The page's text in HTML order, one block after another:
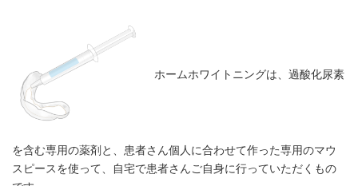
ホームホワイトニングは、過酸化尿素
を含む専用の薬剤と、患者さん個人に合わせて作った専用のマウ
スピースを使って、自宅で患者さんご自身に行っていただくもの